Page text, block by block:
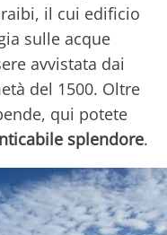
il cui edificio
sulle acque
avvistata dai
del 1500. Oltre
qui potete
splendore.